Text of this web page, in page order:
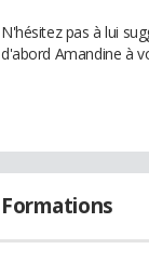
N'hésitez pas à lui
d'abord Amandine à
Formations